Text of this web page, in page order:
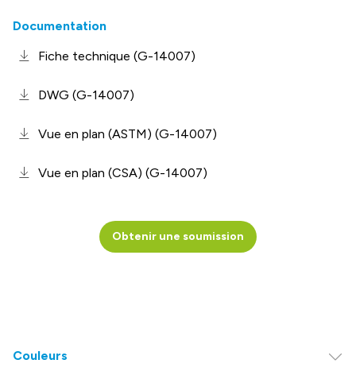
Documentation
Fiche technique (G-14007)
DWG (G-14007)
Vue en plan (ASTM) (G-14007)
Vue en plan (CSA) (G-14007)
Obtenir une soumission
Couleurs